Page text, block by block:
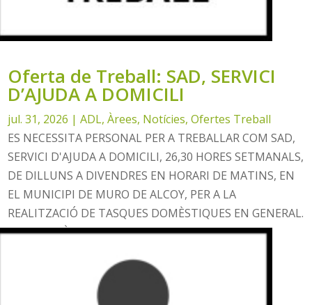
Oferta de Treball: SAD, SERVICI
D’AJUDA A DOMICILI
jul. 31, 2026 |ADL,Àrees, Notícies,Ofertes Treball
ES NECESSITA PERSONAL PER A TREBALLAR COM SAD,
SERVICI D'AJUDA A DOMICILI, 26,30 HORES SETMANALS,
DE DILLUNS A DIVENDRES EN HORARI DE MATINS, EN
EL MUNICIPI DE MURO DE ALCOY, PER A LA
REALITZACIÓ DE TASQUES DOMÈSTIQUES EN GENERAL.
ES DONARÀ PRIORITAT A LES PERSONES...